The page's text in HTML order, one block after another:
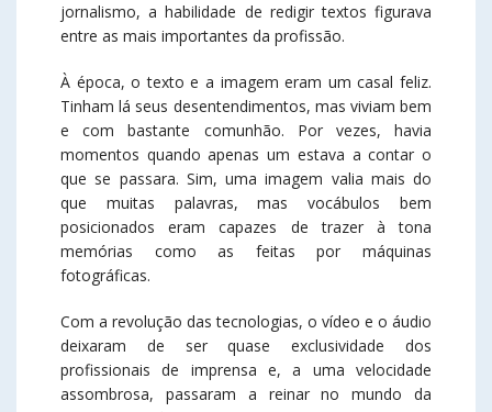
jornalismo, a habilidade de redigir textos figurava
entre as mais importantes da profissão.
À época, o texto e a imagem eram um casal feliz.
Tinham lá seus desentendimentos, mas viviam bem
e com bastante comunhão. Por vezes, havia
momentos quando apenas um estava a contar o
que se passara. Sim, uma imagem valia mais do
que muitas palavras, mas vocábulos bem
posicionados eram capazes de trazer à tona
memórias como as feitas por máquinas
fotográficas.
Com a revolução das tecnologias, o vídeo e o áudio
deixaram de ser quase exclusividade dos
profissionais de imprensa e, a uma velocidade
assombrosa, passaram a reinar no mundo da